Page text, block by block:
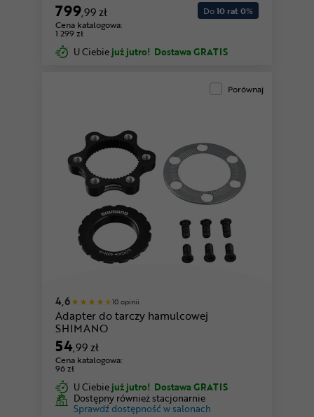
799,99 zł
Cena katalogowa:
1 299 zł
Do10 rat 0%
U Ciebie już jutro! Dostawa GRATIS
Porównaj
4,6 10 opinii
Adapter do tarczy hamulcowej
SHIMANO
54,99 zł
Cena katalogowa:
96 zł
U Ciebie już jutro! Dostawa GRATIS
Dostępny również stacjonarnie
Sprawdź dostępność w salonach